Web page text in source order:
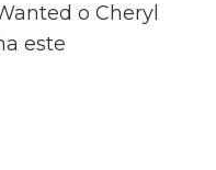
o Cheryl
este